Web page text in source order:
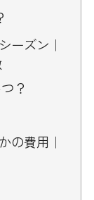
ーズン｜
？
の費用｜